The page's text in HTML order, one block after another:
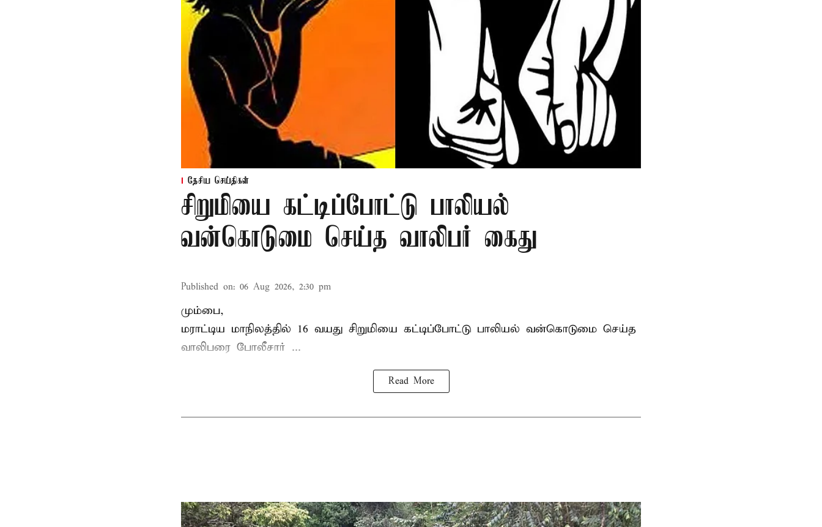
தேசிய செய்திகள்
சிறுமியை கட்டிப்போட்டு பாலியல்
வன்கொடுமை செய்த வாலிபர் கைது
Published on: 06 Aug 2026, 2:30 pm
மும்பை,
மராட்டிய மாநிலத்தில் 16 வயது சிறுமியை கட்டிப்போட்டு பாலியல் வன்கொடுமை செய்த
வாலிபரை போலீசார் ...
Read More